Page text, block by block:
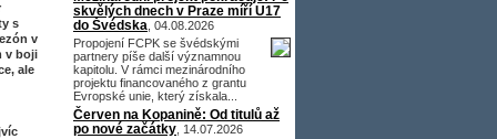
s
v
v boji
ale
skvělých dnech v Praze míří U17
do Švédska , 04.08.2026
Propojení FCPK se švédskými
partnery píše další významnou
kapitolu. V rámci mezinárodního
projektu financovaného z grantu
Evropské unie, který získala...
Červen na Kopanině: Od titulů až
po nové začátky , 14.07.2026